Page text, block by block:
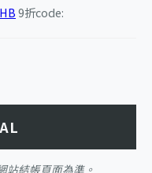
9折code:
站結帳頁面為準。